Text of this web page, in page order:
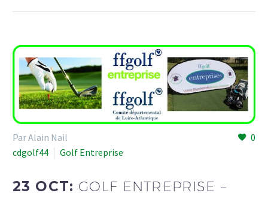
0
Par Alain Nail
cdgolf44
Golf Entreprise
23 OCT: GOLF ENTREPRISE –